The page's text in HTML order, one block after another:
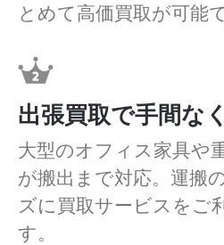
とめて高価買取が可能で
出張買取で手間な
大型のオフィス家具や
が搬出まで対応。運搬
ズに買取サービスをご
す。